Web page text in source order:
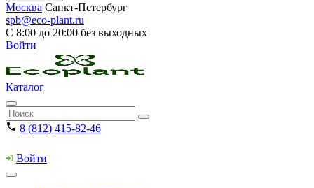
Москва Санкт-Петербург
spb@eco-plant.ru
С 8:00 до 20:00 без выходных
Войти
Каталог
8 (812) 415-82-46
Войти